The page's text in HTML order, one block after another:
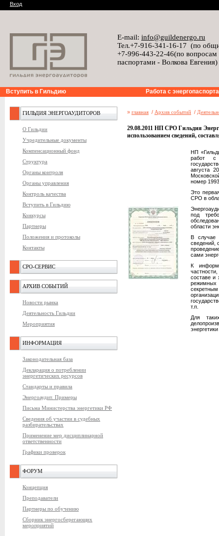
Вход
E-mail: info@guildenergo.ru
Тел.+7-916-341-16-17 (по
+7-996-443-22-46(по
паспортами - Волкова Евгения)
Вступить в Гильдию Работа с
ГИЛЬДИЯ ЭНЕРГОАУДИТОРОВ
О Гильдии
Учредительные документы
Компенсационный фонд
Структура
Органы контроля
Органы управления
Контроль качества
Вступить в Гильдию
Конкурсы
Партнеры
Положения и протоколы
Контакты
СРО-СЕРВИС
АРХИВ СОБЫТИЙ
Новости рынка
Деятельность Гильдии
Мероприятия
ИНФОРМАЦИЯ
Законодательная база
Декларация о потреблении
энергетических ресурсов
Стандарты и правила
Энергоаудит. Примеры
Письма Министерства энергетики РФ
Сведения об участии в судебных
разбирательствах
Применение мер дисциплинарной
ответственности
Графики проверок
ФОРУМ
Концепция
Преподаватели
Партнеры по обучению
Сборник энергосберегающих
мероприятий
» главная / Архив событий /
29.08.2011 НП СРО Гильдия
использованием сведений,
НП
работ с
августа
номер
Это
СРО в
под
области
В случае
сведений,
сами
К
составе и
т.п.
Для